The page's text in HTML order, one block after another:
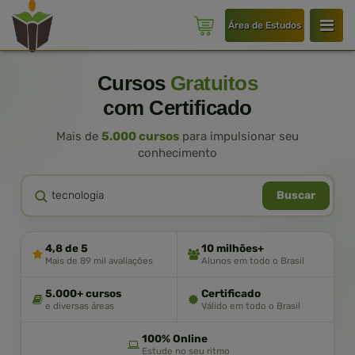
Área de Estudos
Cursos Gratuitos
com Certificado
Mais de 5.000 cursos para impulsionar seu
conhecimento
Buscar
4,8 de 5
Mais de 89 mil avaliações
10 milhões+
Alunos em todo o Brasil
5.000+ cursos
e diversas áreas
Certificado
Válido em todo o Brasil
100% Online
Estude no seu ritmo